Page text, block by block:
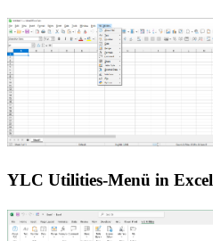
YLC Utilities-Menü in Excel